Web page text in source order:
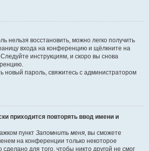
нельзя восстановить, можно легко получить
входа на конференцию и щёлкните на
Следуйте инструкциям, и скоро вы снова
новый пароль, свяжитесь с администратором
приходится повторять ввод имени и
пункт Запомнить меня, вы сможете
на конференции только некоторое
для того, чтобы никто другой не смог